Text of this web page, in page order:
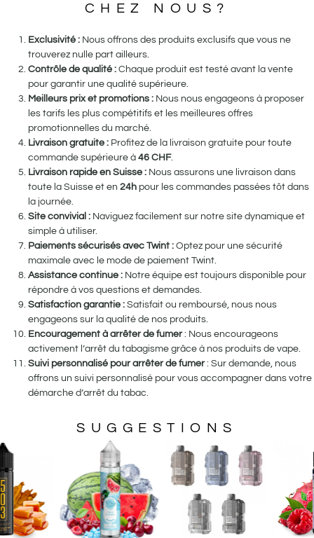
CHEZ NOUS?
Exclusivité : Nous offrons des produits exclusifs que vous ne
trouverez nulle part ailleurs.
Contrôle de qualité : Chaque produit est testé avant la vente
pour garantir une qualité supérieure.
Meilleurs prix et promotions : Nous nous engageons à proposer
les tarifs les plus compétitifs et les meilleures offres
promotionnelles du marché.
Livraison gratuite : Profitez de la livraison gratuite pour toute
commande supérieure à 46 CHF.
Livraison rapide en Suisse : Nous assurons une livraison dans
toute la Suisse et en 24h pour les commandes passées tôt dans
la journée.
Site convivial : Naviguez facilement sur notre site dynamique et
simple à utiliser.
Paiements sécurisés avec Twint : Optez pour une sécurité
maximale avec le mode de paiement Twint.
Assistance continue : Notre équipe est toujours disponible pour
répondre à vos questions et demandes.
Satisfaction garantie : Satisfait ou remboursé, nous nous
engageons sur la qualité de nos produits.
Encouragement à arrêter de fumer: Nous encourageons
activement l’arrêt du tabagisme grâce à nos produits de vape.
Suivi personnalisé pour arrêter de fumer: Sur demande, nous
offrons un suivi personnalisé pour vous accompagner dans votre
démarche d’arrêt du tabac.
SUGGESTIONS